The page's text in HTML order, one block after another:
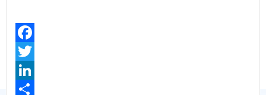
Facebook
Twitter
LinkedIn